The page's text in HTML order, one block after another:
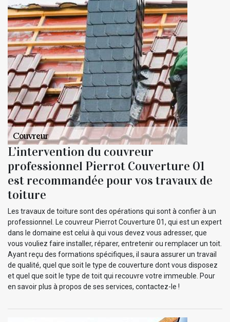
L’intervention du couvreur
professionnel Pierrot Couverture 01
est recommandée pour vos travaux de
toiture
Les travaux de toiture sont des opérations qui sont à confier à un
professionnel. Le couvreur Pierrot Couverture 01, qui est un expert
dans le domaine est celui à qui vous devez vous adresser, que
vous vouliez faire installer, réparer, entretenir ou remplacer un toit.
Ayant reçu des formations spécifiques, il saura assurer un travail
de qualité, quel que soit le type de couverture dont vous disposez
et quel que soit le type de toit qui recouvre votre immeuble. Pour
en savoir plus à propos de ses services, contactez-le !